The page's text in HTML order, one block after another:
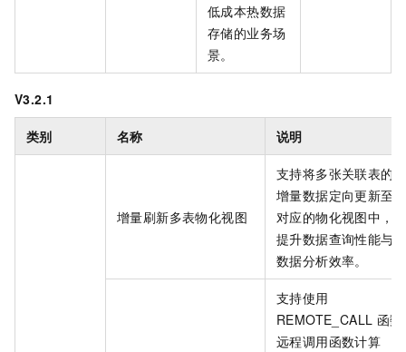
低成本热数据
存储的业务场
景。
V3.2.1
类别 名称 说明
增量刷新多表物化视图
支持将多张关联表的
增量数据定向更新至
对应的物化视图中，
提升数据查询性能与
数据分析效率。
支持使用
REMOTE_CALL 函数
远程调用函数计算